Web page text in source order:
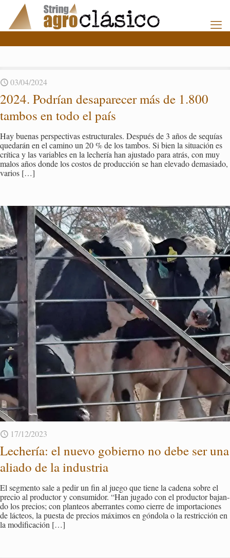
03/04/2024
2024. Po­drían des­a­pa­re­cer más de 1.800
tam­bos en todo el país
Hay bue­nas pers­pec­ti­vas es­truc­tu­ra­les. Des­pués de 3 años de se­quías
que­da­rán en el ca­mino un 20 % de los tam­bos. Si bien la si­tua­ción es
crí­ti­ca y las va­ria­bles en la le­che­ría han ajus­ta­do para atrás, con muy
malos años donde los cos­tos de pro­duc­ción se han ele­va­do de­ma­sia­do,
va­rios […]
17/12/2023
Le­che­ría: el nuevo go­bierno no debe ser una
alia­do de la in­dus­tria
El seg­men­to sale a pedir un fin al juego que tiene la ca­de­na sobre el
pre­cio al pro­duc­tor y con­su­mi­dor. “Han ju­ga­do con el pro­duc­tor ba­jan­
do los pre­cios; con plan­teos abe­rran­tes como cie­rre de im­por­ta­cio­nes
de lác­teos, la pues­ta de pre­cios má­xi­mos en gón­do­la o la res­tric­ción en
la mo­di­fi­ca­ción […]